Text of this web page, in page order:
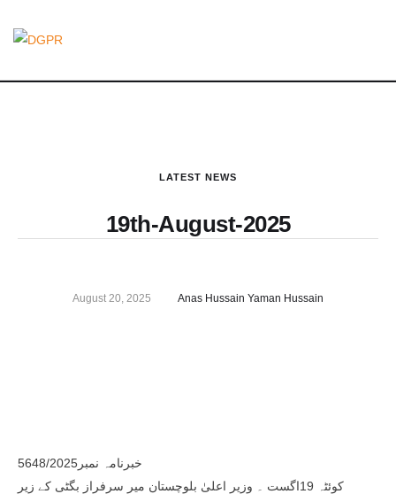
LATEST NEWS
19th-August-2025
August 20, 2025 Anas Hussain Yaman Hussain
خبرنامہ نمبر5648/2025
کوئٹہ 19اگست ۔ وزیر اعلیٰ بلوچستان میر سرفراز بگٹی کے زیر